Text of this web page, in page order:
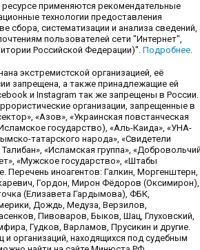
применяются рекомендательные
технологии предоставления
сбора, систематизации и анализа сведений,
пользователей сети "Интернет",
Российской Федерации)". Подробнее.
экстремистской организацией, её
запрещена, а также принадлежащие ей
и Instagram так же запрещены в России.
организации, запрещенные в
«Азов», «Украинская повстанческая
государство), «Аль-Каида», «УНА-
татарского народа», «Свидетели
«Исламская группа»,
«Мужское государство», «Штабы
Перечень иноагентов: Галкин, Моргенштерн,
Гордон, Мирон Фёдоров (Оксимирон),
(Елизавета Гардымова), ФБК,
Дождь, Медуза, Верзилов,
Пивоваров, Быков, Шац, Глуховский,
Гудков, Варламов, Прусикин и другие.
и организаций, находящихся под судебным